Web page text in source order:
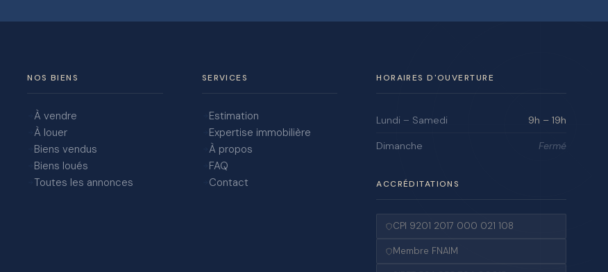
NOS BIENS
À vendre
À louer
Biens vendus
Biens loués
Toutes les annonces
SERVICES
Estimation
Expertise immobilière
À propos
FAQ
Contact
HORAIRES D'OUVERTURE
Lundi – Samedi 9h – 19h
Dimanche Fermé
ACCRÉDITATIONS
CPI 9201 2017 000 021 108
Membre FNAIM